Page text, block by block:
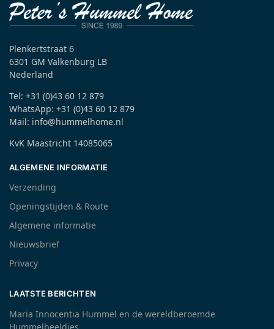
Plenkertstraat 6
6301 GM Valkenburg LB
Nederland
Tel: +31 (0)43 60 12 879
WhatsApp: +31 (0)43 60 12 879
Mail: info@hummelhome.nl
KvK Maastricht 14085065
ALGEMENE INFORMATIE
Verzending
Openingstijden & Route
Algemene informatie
Nieuwsbrief
Privacy
LAATSTE BERICHTEN
Maria Innocentia Hummel en de wereldberoemde
Hummelbeeldjes